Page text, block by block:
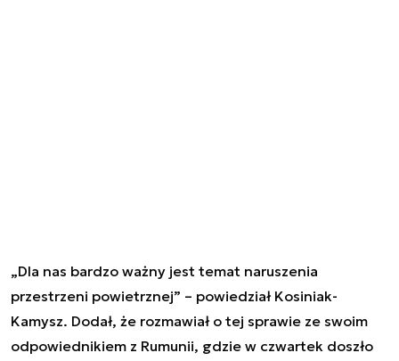
„Dla nas bardzo ważny jest temat naruszenia
przestrzeni powietrznej” – powiedział Kosiniak-
Kamysz. Dodał, że rozmawiał o tej sprawie ze swoim
odpowiednikiem z Rumunii, gdzie w czwartek doszło